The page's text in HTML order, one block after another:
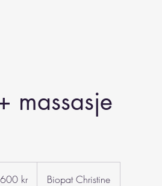
massasje
kr Biopat Christine